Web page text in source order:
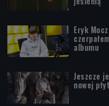
Eryk
albumu
Jeszcze
nowej